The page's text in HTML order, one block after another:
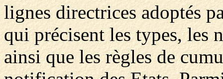
lignes directrices adoptés
qui précisent les types, les
ainsi que les règles de